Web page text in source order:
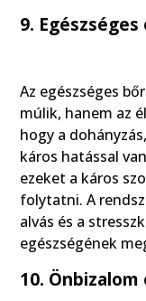
9.
Az egészséges
múlik, hanem az
hogy a
káros hatással
ezeket a káros
folytatni. A
alvás és a
egészségének
10.